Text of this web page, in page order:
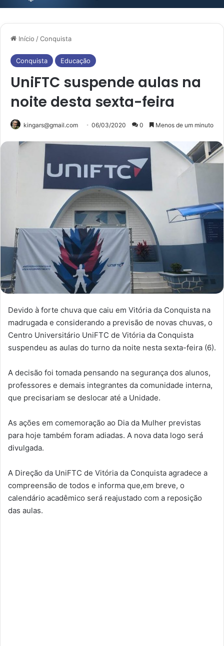
Início /Conquista
Conquista Educação
UniFTC suspende aulas na
noite desta sexta-feira
kingars@gmail.com 06/03/2020 0 Menos de um minuto
Devido à forte chuva que caiu em Vitória da Conquista na
madrugada e considerando a previsão de novas chuvas, o
Centro Universitário UniFTC de Vitória da Conquista
suspendeu as aulas do turno da noite nesta sexta-feira (6).
A decisão foi tomada pensando na segurança dos alunos,
professores e demais integrantes da comunidade interna,
que precisariam se deslocar até a Unidade.
As ações em comemoração ao Dia da Mulher previstas
para hoje também foram adiadas. A nova data logo será
divulgada.
A Direção da UniFTC de Vitória da Conquista agradece a
compreensão de todos e informa que,em breve, o
calendário acadêmico será reajustado com a reposição
das aulas.